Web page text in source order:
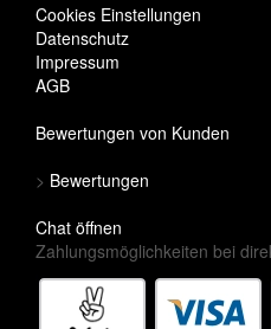
Cookies Einstellungen
Datenschutz
Impressum
AGB
Bewertungen von Kunden
> Bewertungen
Chat öffnen
Zahlungsmöglichkeiten bei